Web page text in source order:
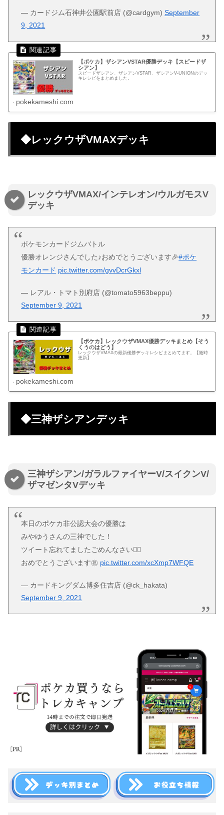
— カードジム石神井公園駅前店 (@cardgym)September
9, 2021
【ポケカ】ザシアンVSTAR優勝デッキ【スピードザ
シアン】
スピードザシアン、ザシアンVSTAR、ザシアンV-UNIONのデッ
キレシピをまとめました。
pokekameshi.com
◆レックウザVMAXデッキ
レックウザVMAX/インテレオン/ウルガモスV
デッキ
ポケモンカードジムバトル
優勝オレンジさんでした♪おめでとうございます🎉#ポケ
モンカード pic.twitter.com/gvvDcrGkxl
— レアル・トマト別府店 (@tomato5963beppu)
September 9, 2021
【ポケカ】レックウザVMAX優勝デッキまとめ【そう
くうのはどう】
レックウザVMAXの最新優勝デッキレシピまとめてます。【随時
更新】
pokekameshi.com
◆三神ザシアンデッキ
三神ザシアン/ガラルファイヤーV/スイクンV/
ザマゼンタVデッキ
本日のポケカ非公認大会の優勝は
みやゆうさんの三神でした！
ツイート忘れてましたごめんなさい🙇‍♂️
おめでとうございます㊗️ pic.twitter.com/xcXmp7WFQE
— カードキングダム博多住吉店 (@ck_hakata)
September 9, 2021